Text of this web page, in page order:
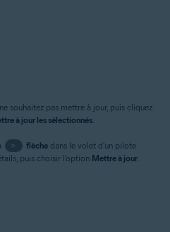
souhaitez pas mettre à jour, puis cliquez
à jour les sélectionnés
> flèchedans le volet d'un pilote
puis choisir l'option Mettre à jour